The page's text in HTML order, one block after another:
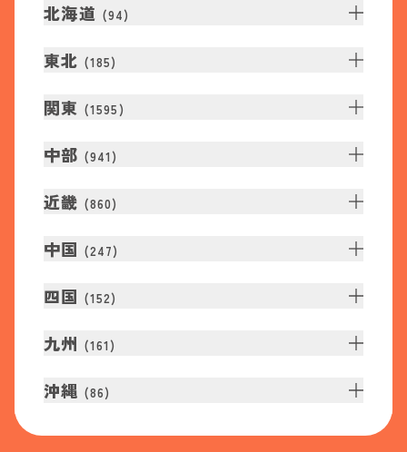
北海道 (94)
東北 (185)
関東 (1595 )
中部 (941 )
近畿 (860)
中国 (247)
四国 (152)
九州 (161 )
沖縄 (86)